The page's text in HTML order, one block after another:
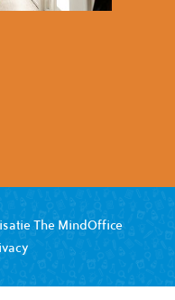
The MindOffice